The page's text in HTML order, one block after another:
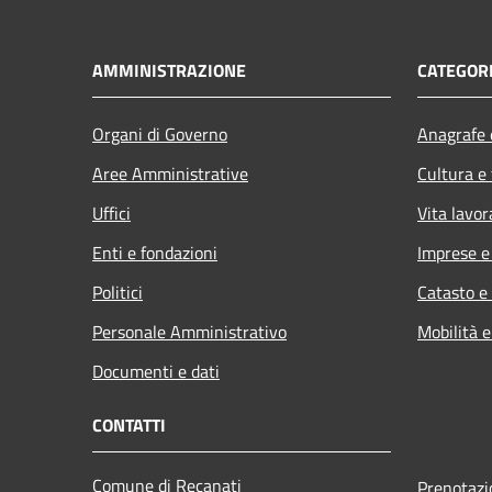
AMMINISTRAZIONE
Organi di Governo
Aree Amministrative
Uffici
Enti e fondazioni
Politici
Personale Amministrativo
Documenti e dati
Cultura
Vita
Imprese
Catasto
Mobilità
CONTATTI
Comune di Recanati